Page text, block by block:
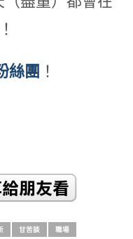
絲團 ！
甘苦談 職場